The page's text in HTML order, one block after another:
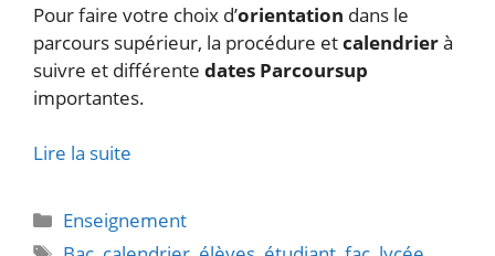
Pour faire votre choix d’orientation dans le
parcours supérieur, la procédure etcalendrierà
suivre et différente dates Parcoursup
importantes.
Lire la suite
Catégories
Enseignement
Étiquettes